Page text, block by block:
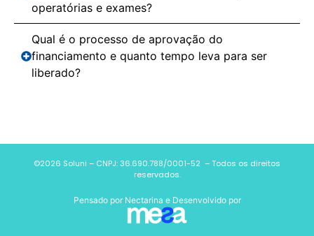
operatórias e exames?
Qual é o processo de aprovação do
financiamento e quanto tempo leva para ser
liberado?
©2026 Soluni – CNPJ: 36.690.788/0001-52 – Todos os direitos
reservados.
Pensado por Nectarina e Desenvolvido por